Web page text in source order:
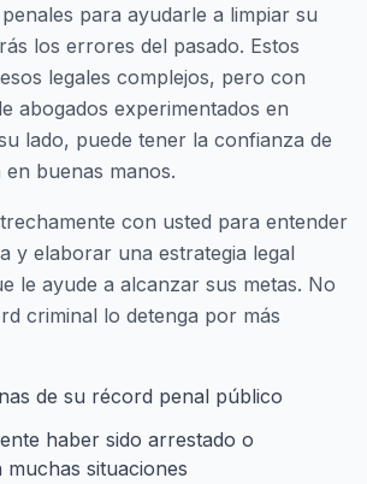
para ayudarle a limpiar su
los errores del pasado. Estos
legales complejos, pero con
abogados experimentados en
lado, puede tener la confianza de
buenas manos.
con usted para entender
y elaborar una estrategia legal
le ayude a alcanzar sus metas. No
criminal lo detenga por más
de su récord penal público
haber sido arrestado o
situaciones